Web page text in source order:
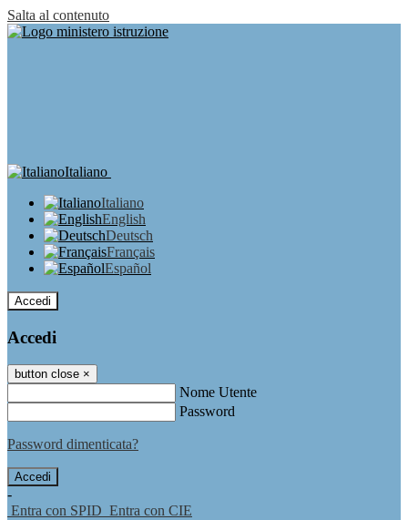
Salta al contenuto
Italiano
Italiano
English
Deutsch
Français
Español
Accedi
Accedi
button close ×
Nome Utente
Password
Password dimenticata?
-
Entra con SPID Entra con CIE